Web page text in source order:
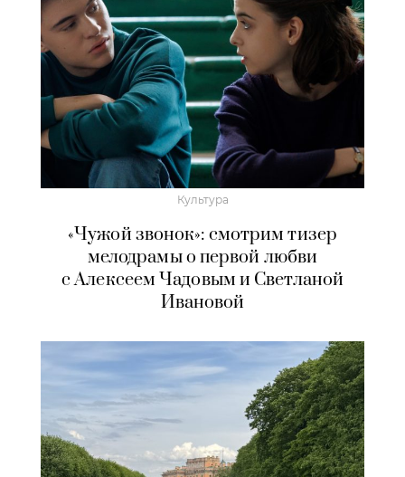
Культура
«Чужой звонок»: смотрим тизер
мелодрамы о первой любви
с Алексеем Чадовым и Светланой
Ивановой